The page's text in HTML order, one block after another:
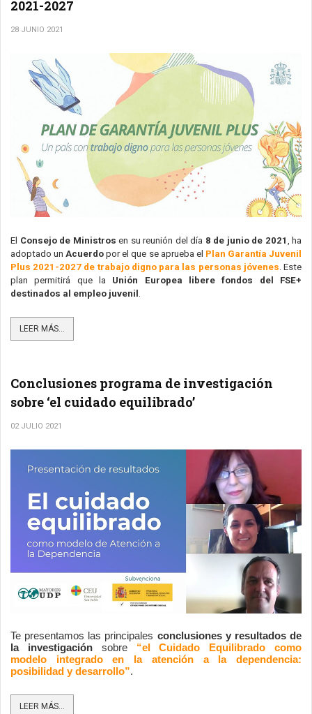
2021-2027
28 JUNIO 2021
El Consejo de Ministros en su reunión del día 8 de junio de 2021
, ha
adoptado un Acuerdo por el que se aprueba el Plan Garantía Juvenil
Plus 2021-2027 de trabajo digno para las personas jóvenes . Este
plan permitirá que la Unión Europea libere fondos del FSE+
destinados al empleo juvenil
LEER MÁS...
Conclusiones programa de investigación
sobre ‘el cuidado equilibrado’
02 JULIO 2021
Te presentamos las principales conclusiones y resultados de
la investigación sobre “el Cuidado Equilibrado como
modelo integrado en la atención a la dependencia:
posibilidad y desarrollo”.
LEER MÁS...